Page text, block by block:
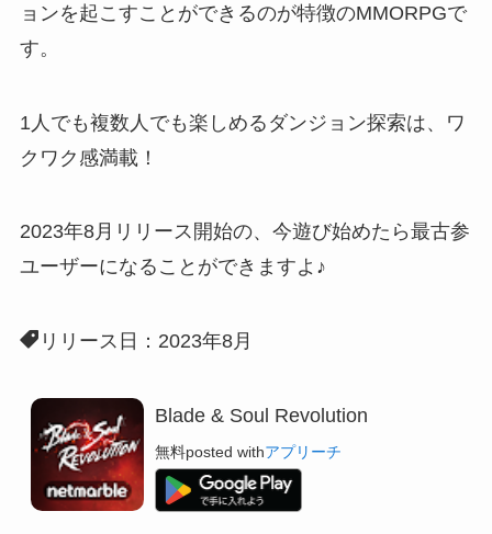
ョンを起こすことができるのが特徴のMMORPGで
す。
1人でも複数人でも楽しめるダンジョン探索は、ワ
クワク感満載！
2023年8月リリース開始の、 今遊び始めたら最古参
ユーザーになることができますよ♪
リリース日：2023年8月
Blade & Soul Revolution
無料posted withアプリーチ